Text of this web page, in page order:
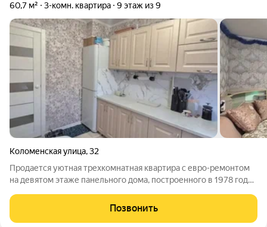
60,7 м² 3-комн. квартира 9 этаж из 9
Коломенская улица,32
Продается уютная трехкомнатная квартира с евро-ремонтом
на девятом этаже панельного дома, построенного в 1978 году.
Комнаты изолированные, что обеспечивает комфорт и
приватность для каждого
Позвонить